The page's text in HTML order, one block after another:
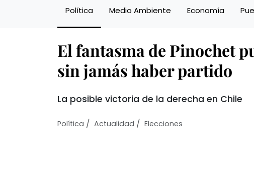
Política Medio Ambiente Economía
El fantasma de Pinochet
sin jamás haber partido
La posible victoria de la derecha en Chile
Política / Actualidad / Elecciones